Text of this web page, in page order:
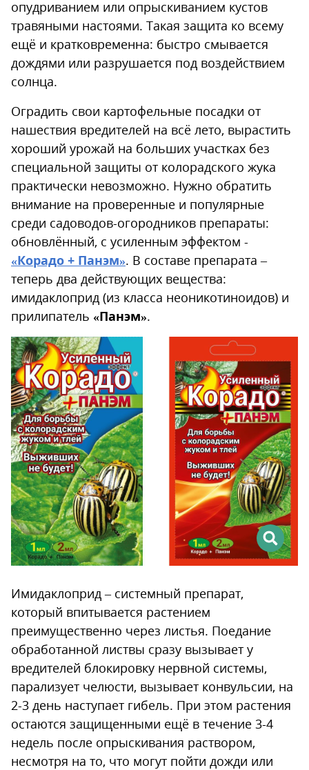
опудриванием или опрыскиванием кустов
травяными настоями. Такая защита ко всему
ещё и кратковременна: быстро смывается
дождями или разрушается под воздействием
солнца.
Оградить свои картофельные посадки от
нашествия вредителей на всё лето, вырастить
хороший урожай на больших участках без
специальной защиты от колорадского жука
практически невозможно. Нужно обратить
внимание на проверенные и популярные
среди садоводов-огородников препараты:
обновлённый, с усиленным эффектом -
«Корадо + Панэм». В составе препарата –
теперь два действующих вещества:
имидаклоприд (из класса неоникотиноидов) и
прилипатель «Панэм».
Имидаклоприд – системный препарат,
который впитывается растением
преимущественно через листья. Поедание
обработанной листвы сразу вызывает у
вредителей блокировку нервной системы,
парализует челюсти, вызывает конвульсии, на
2-3 день наступает гибель. При этом растения
остаются защищенными ещё в течение 3-4
недель после опрыскивания раствором,
несмотря на то, что могут пойти дожди или